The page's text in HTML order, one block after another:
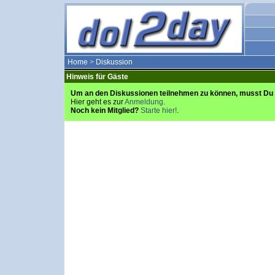
Home > Diskussion
Hinweis für Gäste
Um an den Diskussionen teilnehmen zu können, musst
Hier geht es zurAnmeldung.
Noch kein Mitglied? Starte hier!.